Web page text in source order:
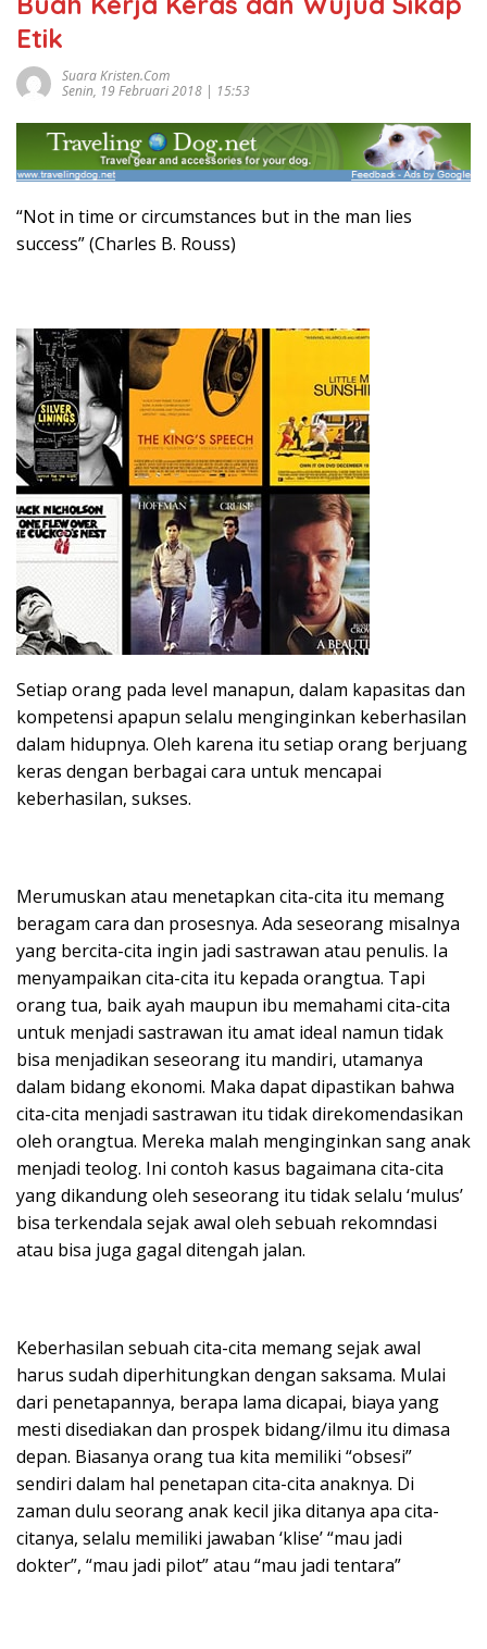
Etik
Suara Kristen.com
Senin, 19 Februari 2018 | 15:53
“Not in time or circumstances but in the man lies
success” (Charles B. Rouss)
Setiap orang pada level manapun, dalam kapasitas dan
kompetensi apapun selalu menginginkan keberhasilan
dalam hidupnya. Oleh karena itu setiap orang berjuang
keras dengan berbagai cara untuk mencapai
keberhasilan, sukses.
Merumuskan atau menetapkan cita-cita itu memang
beragam cara dan prosesnya. Ada seseorang misalnya
yang bercita-cita ingin jadi sastrawan atau penulis. Ia
menyampaikan cita-cita itu kepada orangtua. Tapi
orang tua, baik ayah maupun ibu memahami cita-cita
untuk menjadi sastrawan itu amat ideal namun tidak
bisa menjadikan seseorang itu mandiri, utamanya
dalam bidang ekonomi. Maka dapat dipastikan bahwa
cita-cita menjadi sastrawan itu tidak direkomendasikan
oleh orangtua. Mereka malah menginginkan sang anak
menjadi teolog. Ini contoh kasus bagaimana cita-cita
yang dikandung oleh seseorang itu tidak selalu ‘mulus’
bisa terkendala sejak awal oleh sebuah rekomndasi
atau bisa juga gagal ditengah jalan.
Keberhasilan sebuah cita-cita memang sejak awal
harus sudah diperhitungkan dengan saksama. Mulai
dari penetapannya, berapa lama dicapai, biaya yang
mesti disediakan dan prospek bidang/ilmu itu dimasa
depan. Biasanya orang tua kita memiliki “obsesi”
sendiri dalam hal penetapan cita-cita anaknya. Di
zaman dulu seorang anak kecil jika ditanya apa cita-
citanya, selalu memiliki jawaban ‘klise’ “mau jadi
dokter”, “mau jadi pilot” atau “mau jadi tentara”